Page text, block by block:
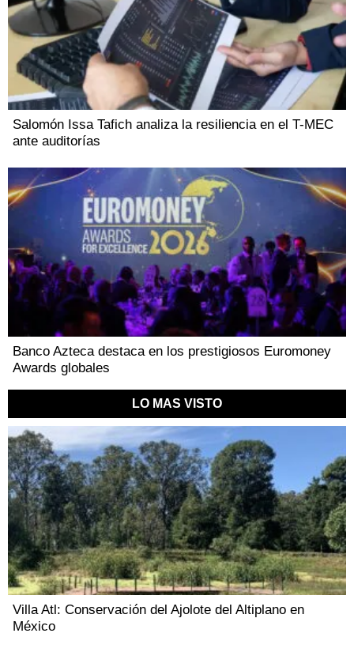
Salomón Issa Tafich analiza la resiliencia en el T-MEC
ante auditorías
Banco Azteca destaca en los prestigiosos Euromoney
Awards globales
LO MAS VISTO
Villa Atl: Conservación del Ajolote del Altiplano en
México